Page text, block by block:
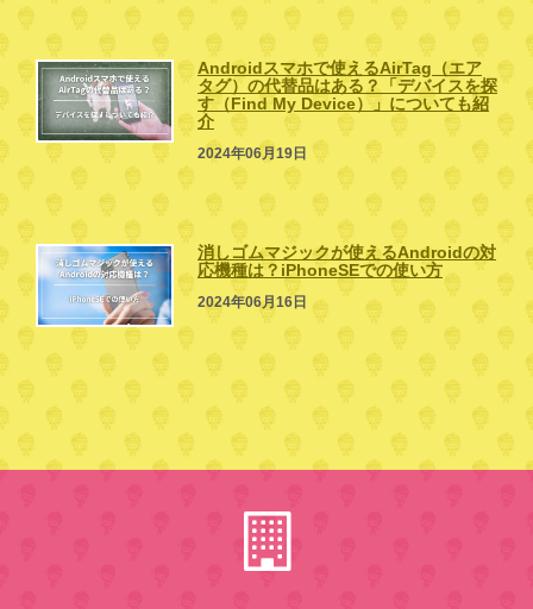
Androidスマホで使えるAirTag（エア
タグ）の代替品はある？「デバイスを探
す（Find My Device）」についても紹
介
2024年06月19日
消しゴムマジックが使えるAndroidの対
応機種は？iPhoneSEでの使い方
2024年06月16日